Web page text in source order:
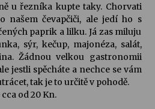
u řezníka kupte taky. Chorvati
našem čevapčiči, ale jedí ho s
paprik a lilku. Já zas miluju
sýr, kečup, majonéza, salát,
Žádnou velkou gastronomii
jestli spěcháte a nechce se vám
tak je to určitě v pohodě.
od 20 Kn.